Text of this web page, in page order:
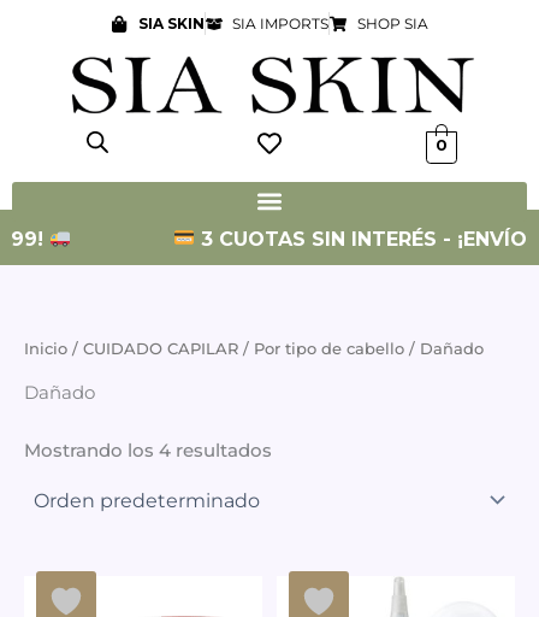
contenido
SIA SKIN SIA IMPORTS SHOP SIA
0
3 CUOTAS SIN INTERÉS - ¡ENVÍO
Inicio / CUIDADO CAPILAR / Por tipo de cabello / Dañado
Dañado
Mostrando los 4 resultados